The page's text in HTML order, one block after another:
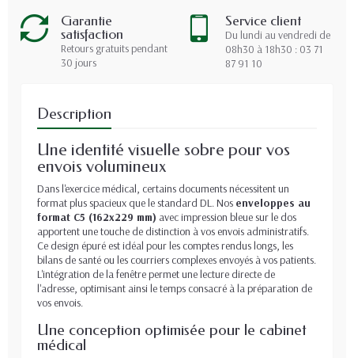
Garantie
satisfaction
Retours gratuits pendant
30 jours
Service client
Du lundi au vendredi de
08h30 à 18h30 : 03 71
87 91 10
Description
Une identité visuelle sobre pour vos
envois volumineux
Dans l'exercice médical, certains documents nécessitent un
format plus spacieux que le standard DL. Nos enveloppes au
format C5 (162x229 mm) avec impression bleue sur le dos
apportent une touche de distinction à vos envois administratifs.
Ce design épuré est idéal pour les comptes rendus longs, les
bilans de santé ou les courriers complexes envoyés à vos patients.
L'intégration de la fenêtre permet une lecture directe de
l'adresse, optimisant ainsi le temps consacré à la préparation de
vos envois.
Une conception optimisée pour le cabinet
médical